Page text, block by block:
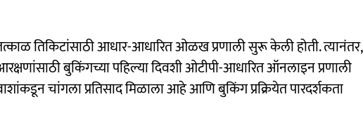
तिकिटांसाठी आधार-आधारित ओळख प्रणाली सुरू केली होती. त्यानंतर,
बुकिंगच्या पहिल्या दिवशी ओटीपी-आधारित ऑनलाइन प्रणाली
चांगला प्रतिसाद मिळाला आहे आणि बुकिंग प्रक्रियेत पारदर्शकता